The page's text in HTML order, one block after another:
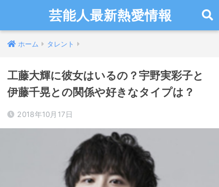
芸能人最新熱愛情報
ホーム タレント
工藤大輝に彼女はいるの？宇野実彩子と
伊藤千晃との関係や好きなタイプは？
2018年10月17日